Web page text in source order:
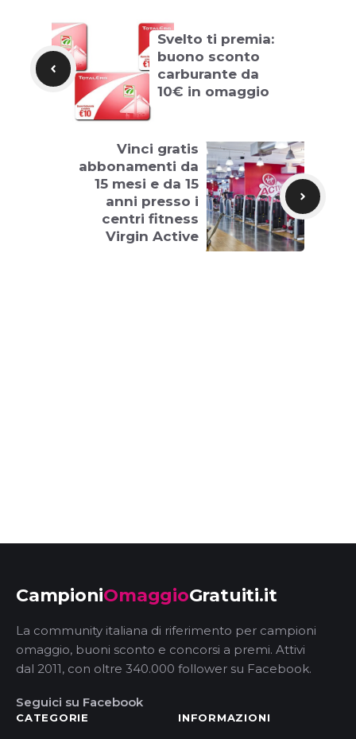
Svelto ti premia:
buono sconto
carburante da
10€ in omaggio
Vinci gratis
abbonamenti da
15 mesi e da 15
anni presso i
centri fitness
Virgin Active
CampioniOmaggioGratuiti.it
La community italiana di riferimento per campioni
omaggio, buoni sconto e concorsi a premi. Attivi
dal 2011, con oltre 340.000 follower su Facebook.
Seguici su Facebook
CATEGORIE INFORMAZIONI